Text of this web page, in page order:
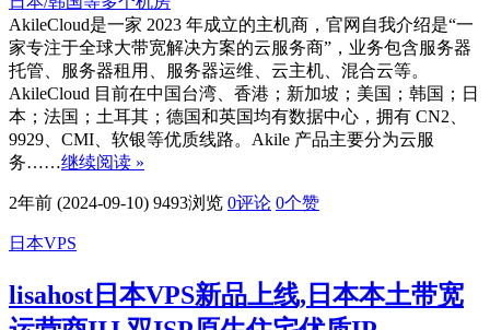
AkileCloud是一家 2023 年成立的主机商，官网自我介绍是“一
家专注于全球大带宽解决方案的云服务商”，业务包含服务器
托管、服务器租用、服务器运维、云主机、混合云等。
AkileCloud 目前在中国台湾、香港；新加坡；美国；韩国；日
本；法国；土耳其；德国和英国均有数据中心，拥有 CN2、
9929、CMI、软银等优质线路。Akile 产品主要分为云服
务……继续阅读 »
2年前 (2024-09-10) 9493浏览 0评论 0个赞
日本VPS
lisahost日本VPS新品上线,日本本土带宽